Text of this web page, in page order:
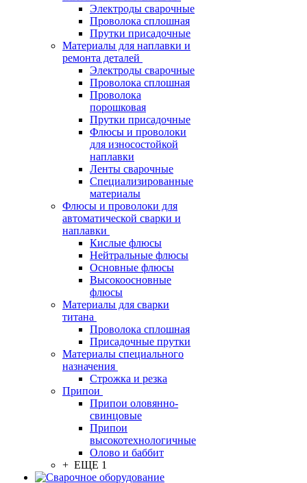
Электроды сварочные
Проволока сплошная
Прутки присадочные
Материалы для наплавки и
ремонта деталей
Электроды сварочные
Проволока сплошная
Проволока
порошковая
Прутки присадочные
Флюсы и проволоки
для износостойкой
наплавки
Ленты сварочные
Специализированные
материалы
Флюсы и проволоки для
автоматической сварки и
наплавки
Кислые флюсы
Нейтральные флюсы
Основные флюсы
Высокоосновные
флюсы
Материалы для сварки
титана
Проволока сплошная
Присадочные прутки
Материалы специального
назначения
Строжка и резка
Припои
Припои оловянно-
свинцовые
Припои
высокотехнологичные
Олово и баббит
+ ЕЩЕ 1